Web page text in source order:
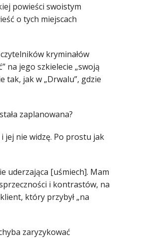
powieści swoistym
o tych miejscach
kryminałów
na jego szkielecie „swoją
tak, jak w „Drwalu”, gdzie
zaplanowana?
jej nie widzę. Po prostu jak
uderzająca [uśmiech]. Mam
i kontrastów, na
który przybył „na
zaryzykować